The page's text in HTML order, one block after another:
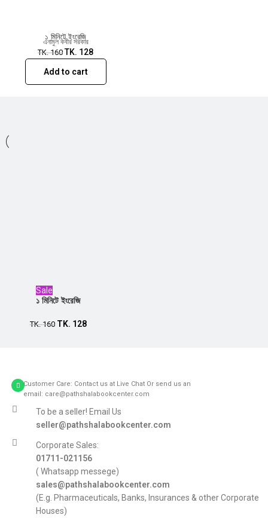
১ মিনিটে ইংরেজি
এনামুল কবীর সরকার
TK.160 TK. 128
Add to cart
Sale
Add to cart
১ মিনিটে ইংরেজি
TK.160 TK. 128
Customer Care: Contact us at Live Chat Or send us an
email: care@pathshalabookcenter.com
To be a seller! Email Us
seller@pathshalabookcenter.com
Corporate Sales:
01711-021156
( Whatsapp messege)
sales@pathshalabookcenter.com
(E.g. Pharmaceuticals, Banks, Insurances & other Corporate
Houses)